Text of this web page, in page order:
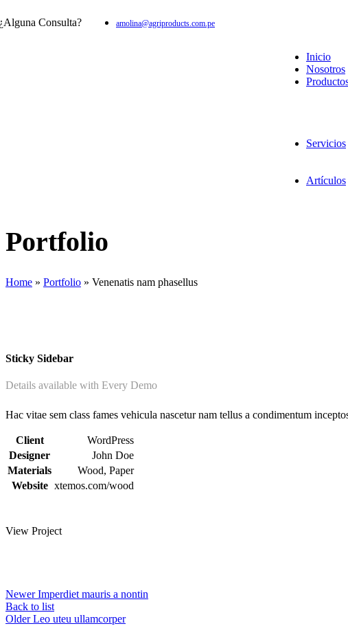
Consulta? amolina@agriproducts.com.pe
Inicio
Nosotros
Servicios
Artículos
Portfolio
Home » Portfolio » Venenatis nam phasellus
Sticky Sidebar
Details available with Every Demo
Hac vitae sem class fames vehicula nascetur nam tellus a condimentum
Client
WordPress
Designer
John Doe
Materials
Wood, Paper
Website xtemos.com/wood
View Project
Newer Imperdiet mauris a nontin
Back to list
Older Leo uteu ullamcorper